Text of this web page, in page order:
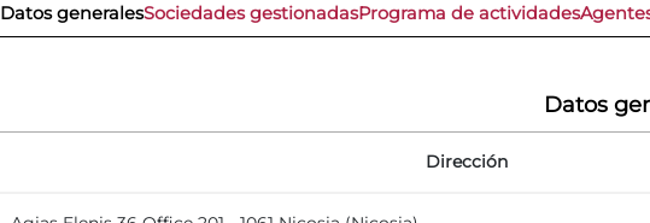
Datos generalesSociedades gestionadasPrograma de actividades
Datos
Dirección